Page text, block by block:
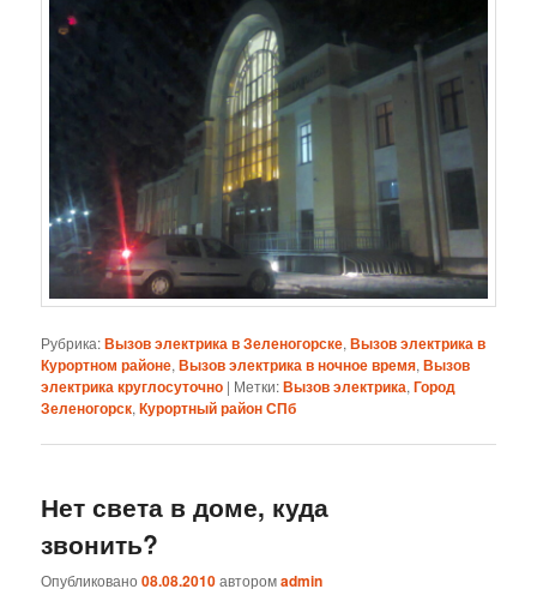
Рубрика:Вызов электрика в Зеленогорске,Вызов электрика в
Курортном районе,Вызов электрика в ночное время,Вызов
электрика круглосуточно | Метки:Вызов электрика,Город
Зеленогорск,Курортный район СПб
Нет света в доме, куда
звонить?
Опубликовано08.08.2010авторомadmin